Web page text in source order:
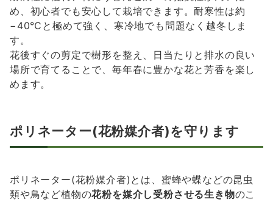
め、初心者でも安心して栽培できます。耐寒性は約
−40℃と極めて強く、寒冷地でも問題なく越冬しま
す。
花後すぐの剪定で樹形を整え、日当たりと排水の良い
場所で育てることで、毎年春に豊かな花と芳香を楽し
めます。
ポリネーター(花粉媒介者)を守ります
ポリネーター(花粉媒介者)とは、蜜蜂や蝶などの昆虫
類や鳥など植物の花粉を媒介し受粉させる生き物のこ